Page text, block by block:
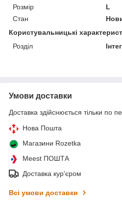
Розмір
L
Стан
Користувальницькі
Розділ
Умови доставки
Доставка здійснюється тільки по
Нова Пошта
Магазини Rozetka
Meest ПОШТА
Доставка кур'єром
Всі умови доставки